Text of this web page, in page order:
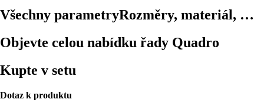
Všechny parametryRozměry, materiál, …
Objevte celou nabídku řady Quadro
Kupte v setu
Dotaz k produktu